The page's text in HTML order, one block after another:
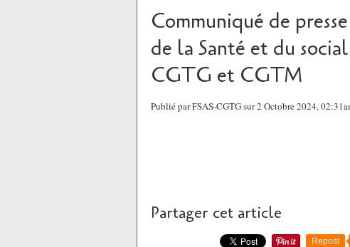
Communiqué de
de la Santé et du
CGTG et CGTM
Publié par FSAS-CGTG sur 2 Octobre 2024,
Partager cet article
Repost